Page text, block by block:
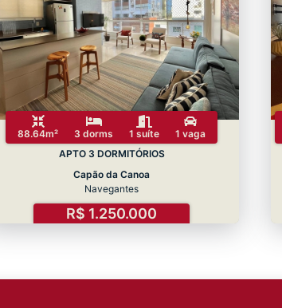
88.64m² 3 dorms 1 suíte
1 vaga
APTO 3 DORMITÓRIOS
Capão da Canoa
Navegantes
R$ 1.250.000